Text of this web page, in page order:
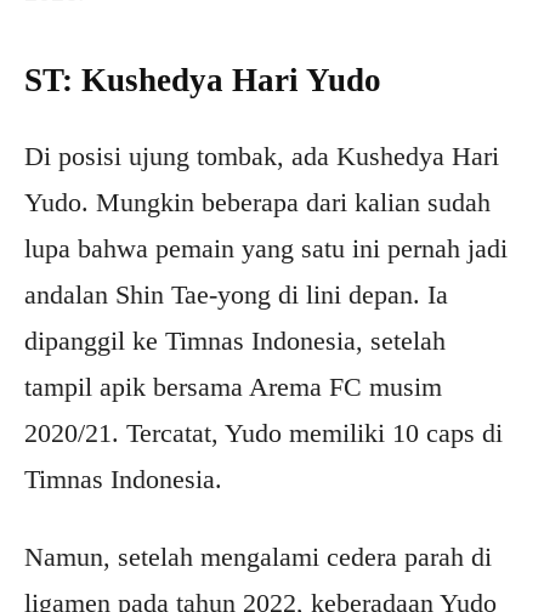
ST: Kushedya Hari Yudo
Di posisi ujung tombak, ada Kushedya Hari
Yudo. Mungkin beberapa dari kalian sudah
lupa bahwa pemain yang satu ini pernah jadi
andalan Shin Tae-yong di lini depan. Ia
dipanggil ke Timnas Indonesia, setelah
tampil apik bersama Arema FC musim
2020/21. Tercatat, Yudo memiliki 10 caps di
Timnas Indonesia.
Namun, setelah mengalami cedera parah di
ligamen pada tahun 2022, keberadaan Yudo